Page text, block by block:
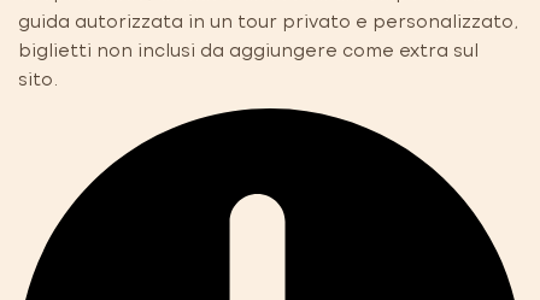
guida autorizzata in un tour privato e personalizzato,
biglietti non inclusi da aggiungere come extra sul
sito.